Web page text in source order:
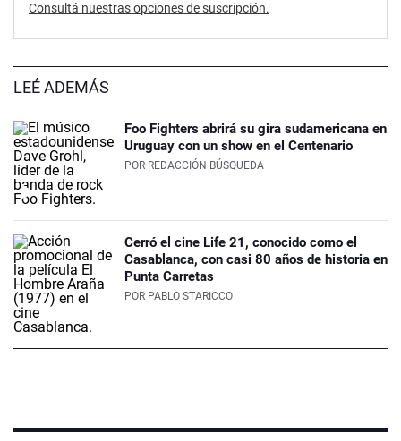
Consultá nuestras opciones de suscripción.
LEÉ ADEMÁS
Foo Fighters abrirá su gira sudamericana en
Uruguay con un show en el Centenario
POR REDACCIÓN BÚSQUEDA
Cerró el cine Life 21, conocido como el
Casablanca, con casi 80 años de historia en
Punta Carretas
POR PABLO STARICCO